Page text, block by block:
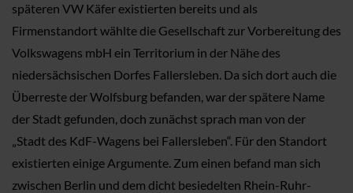
späteren VW Käfer existierten bereits und als
Firmenstandort wählte die Gesellschaft zur Vorbereitung des
Volkswagens mbH ein Territorium in der Nähe des
niedersächsischen Dorfes Fallersleben. Da sich dort auch die
Überreste der Wolfsburg befanden, war der spätere Name
der Stadt gefunden, doch zunächst sprach man von der
„Stadt des KdF-Wagens bei Fallersleben“. Für den Standort
existierten einige Argumente. Zum einen befand man sich
zwischen Berlin und dem dicht besiedelten Rhein-Ruhr-